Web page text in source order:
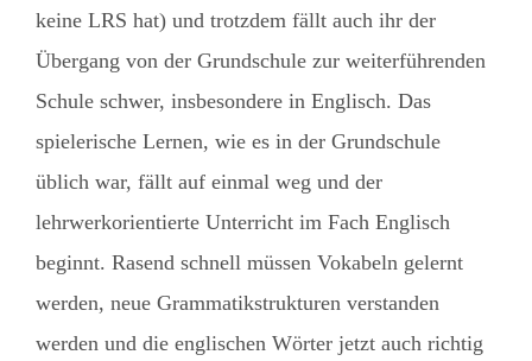
keine LRS hat) und trotzdem fällt auch ihr der
Übergang von der Grundschule zur weiterführenden
Schule schwer, insbesondere in Englisch. Das
spielerische Lernen, wie es in der Grundschule
üblich war, fällt auf einmal weg und der
lehrwerkorientierte Unterricht im Fach Englisch
beginnt. Rasend schnell müssen Vokabeln gelernt
werden, neue Grammatikstrukturen verstanden
werden und die englischen Wörter jetzt auch richtig